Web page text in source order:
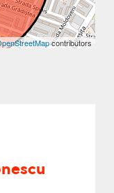
contributors